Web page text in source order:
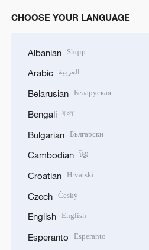
CHOOSE YOUR LANGUAGE
Albanian Shqip
Arabic العربية
Belarusian Беларуская
Bengali বাংলা
Bulgarian Български
Cambodian ខ្មែរ
Croatian Hrvatski
Czech Český
English English
Esperanto Esperanto